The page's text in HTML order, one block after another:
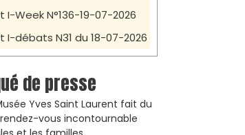
I-Week N°136-19-07-2026
I-débats N31 du 18-07-2026
de presse
Yves Saint Laurent fait du
vous incontournable